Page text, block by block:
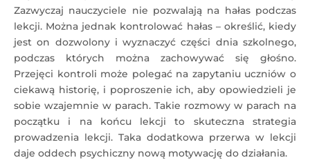
Zazwyczaj nauczyciele nie pozwalają na hałas podczas
lekcji. Można jednak kontrolować hałas – określić, kiedy
jest on dozwolony i wyznaczyć części dnia szkolnego,
podczas których można zachowywać się głośno.
Przejęci kontroli może polegać na zapytaniu uczniów o
ciekawą historię, i poproszenie ich, aby opowiedzieli je
sobie wzajemnie w parach. Takie rozmowy w parach na
początku i na końcu lekcji to skuteczna strategia
prowadzenia lekcji. Taka dodatkowa przerwa w lekcji
daje oddech psychiczny nową motywację do działania.